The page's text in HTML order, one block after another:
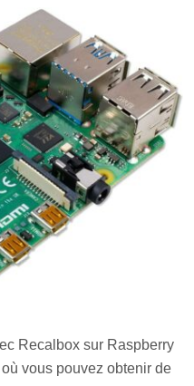
Recalbox sur Raspberry
vous pouvez obtenir de